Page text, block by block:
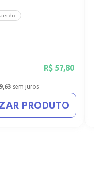
R$ 57,80
sem juros
PRODUTO